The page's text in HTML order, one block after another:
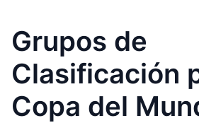
Grupos de
Clasificación
Copa del